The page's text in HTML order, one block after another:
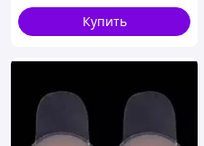
Купить